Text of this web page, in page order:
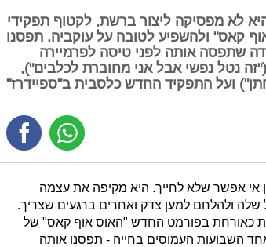
לא מפסיקה ליצור ברשת, לקטוף תפקידי
קאס" ולהשפיע לטובה על עוקביה. תפסנו
שתפסה אותה לפני טיסה לפרמיירה
נטל נפשי אבל אני מחוברת לכלבים"),
ועל התפקיד החדש כלסבית ב"ספיידרז"
אי אפשר שלא לחייך. היא מקיפה את עצמה
ולהלחם למען צדק ואחרים ברגעים שצריך.
כאורחת בפורמט החדש "האוס אוף קאס" של
השבועות העמוסים בחייה - תפסנו אותה